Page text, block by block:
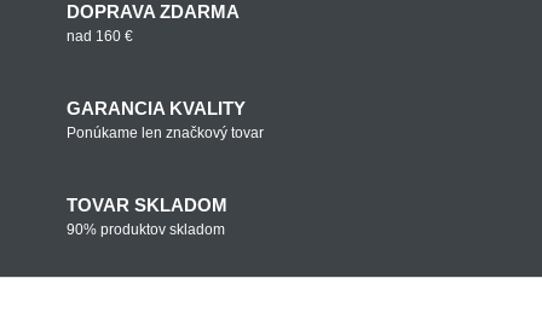
DOPRAVA ZDARMA
nad 160 €
GARANCIA KVALITY
Ponúkame len značkový tovar
TOVAR SKLADOM
90% produktov skladom